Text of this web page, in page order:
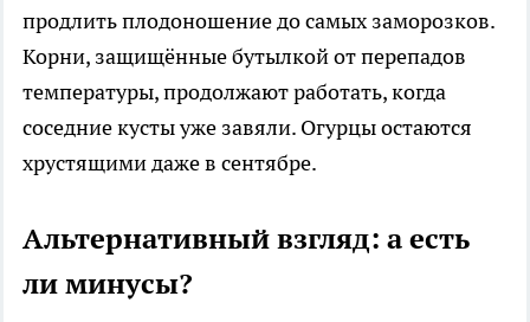
продлить плодоношение до самых заморозков.
Корни, защищённые бутылкой от перепадов
температуры, продолжают работать, когда
соседние кусты уже завяли. Огурцы остаются
хрустящими даже в сентябре.
Альтернативный взгляд: а есть
ли минусы?